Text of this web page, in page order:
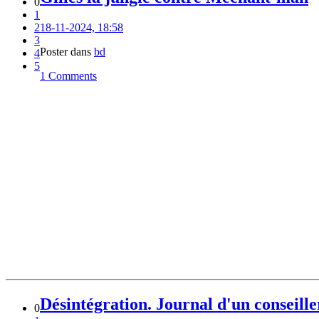
1
2
3
4
5
18-11-2024, 18:58
Poster dans bd
1 Comments
0Désintégration. Journal d'un